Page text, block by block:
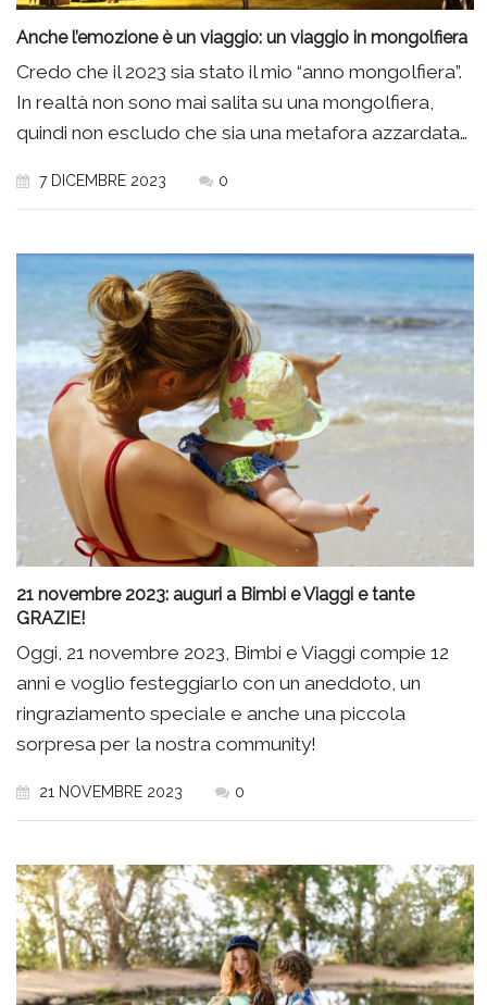
Anche l’emozione è un viaggio: un viaggio in mongolfiera
Credo che il 2023 sia stato il mio “anno mongolfiera”.
In realtà non sono mai salita su una mongolfiera,
quindi non escludo che sia una metafora azzardata…
7 DICEMBRE 2023 0
21 novembre 2023: auguri a Bimbi e Viaggi e tante
GRAZIE!
Oggi, 21 novembre 2023, Bimbi e Viaggi compie 12
anni e voglio festeggiarlo con un aneddoto, un
ringraziamento speciale e anche una piccola
sorpresa per la nostra community!
21 NOVEMBRE 2023 0